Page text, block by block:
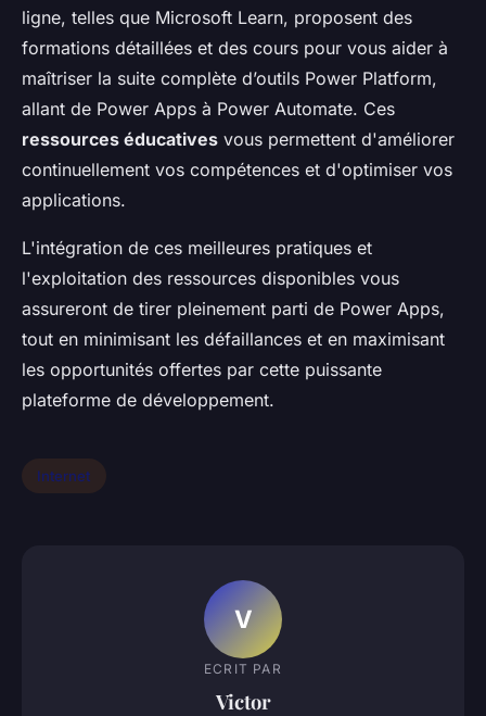
ligne, telles que Microsoft Learn, proposent des
formations détaillées et des cours pour vous aider à
maîtriser la suite complète d’outils Power Platform,
allant de Power Apps à Power Automate. Ces
ressources éducatives vous permettent d'améliorer
continuellement vos compétences et d'optimiser vos
applications.
L'intégration de ces meilleures pratiques et
l'exploitation des ressources disponibles vous
assureront de tirer pleinement parti de Power Apps,
tout en minimisant les défaillances et en maximisant
les opportunités offertes par cette puissante
plateforme de développement.
Internet
V
ECRIT PAR
Victor